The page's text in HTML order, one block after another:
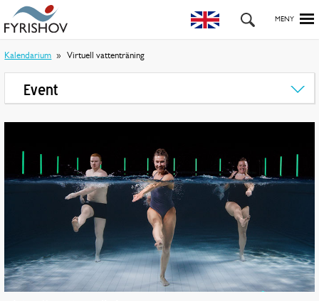
Kalendarium Virtuell vattenträning
Event